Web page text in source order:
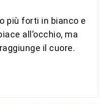
più forti in bianco e
all’occhio, ma
il cuore.